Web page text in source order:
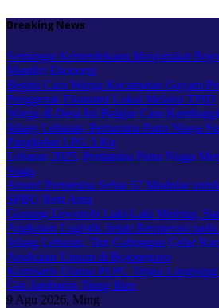
Skip
content
Breaking News
Semangat Kemerdekaan Masyarakat
Mandiri Ekonomi
Begini Cara Warga Kecamatan Gayam
Penggerak Ekonomi Lokal Melalui TPID
Warga di Desa Ini Belajar Cara
Jelang Lebaran, Pertamina Patra Niaga
Pangkalan LPG 3 Kg
Lebaran 2025, Pertamina Patra Niaga
Siaga
Aman! Pertamina Sebar 57 Modular
SPBU Rest Area
Gunung Lewotobi Laki-Laki Meletus,
Angkutan Logistik Tetap Beroperasi
Jelang Lebaran, Tim Gabungan Gelar
Angkutan Umum di Bojonegoro
Komisaris Utama PEPC Tinjau
Gas Jambaran Tiung Biru
9 Agu 2026, Ming